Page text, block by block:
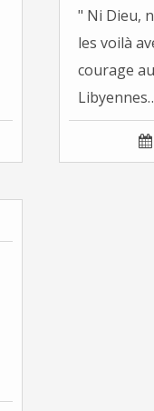
" Ni Dieu,
les voilà
courage
